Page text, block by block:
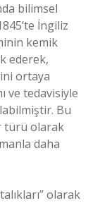
bilimsel
İngiliz
kemik
ederek,
ortaya
ve tedavisiyle
Bu
türü olarak
daha
olarak